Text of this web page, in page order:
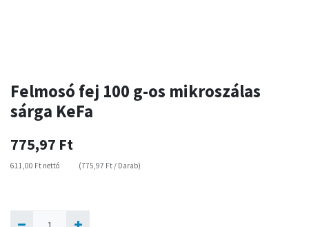
Felmosó fej 100 g-os mikroszálas
sárga KeFa
775,97 Ft
611,00 Ft nettó (775,97 Ft / Darab)